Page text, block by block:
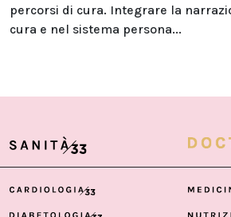
percorsi di cura. Integrare la
cura e nel sistema persona...